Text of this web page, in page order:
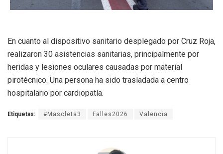
En cuanto al dispositivo sanitario desplegado por Cruz Roja,
realizaron 30 asistencias sanitarias, principalmente por
heridas y lesiones oculares causadas por material
pirotécnico. Una persona ha sido trasladada a centro
hospitalario por cardiopatía.
Etiquetas: #Mascleta3 Falles2026 Valencia